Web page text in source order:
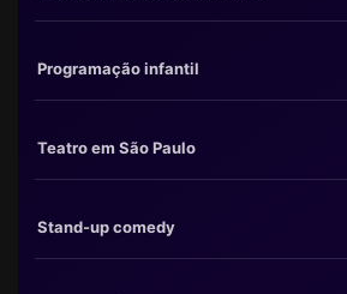
Programação infantil
Teatro em São Paulo
Stand-up comedy